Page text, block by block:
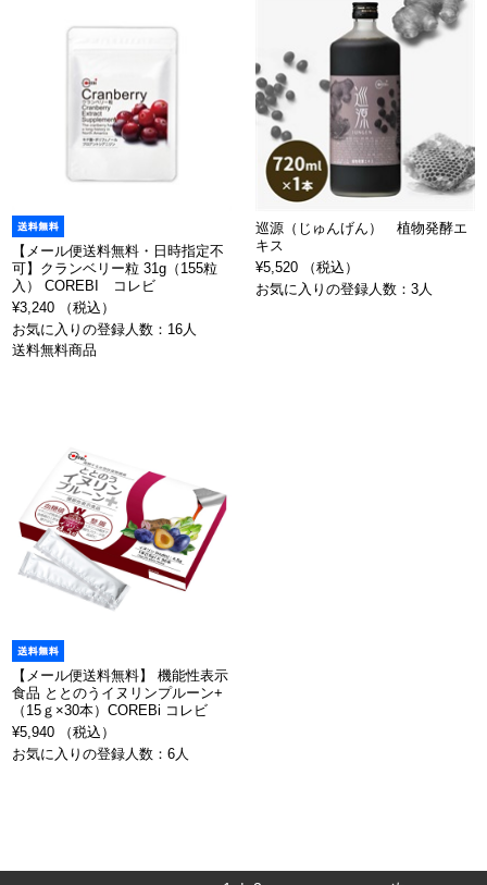
【メール便送料無料・日時指定不
可】クランベリー粒 31g（155粒
入） COREBI コレビ
¥3,240 （税込）
お気に入りの登録人数：16人
送料無料商品
巡源（じゅんげん） 植物発酵エ
キス
¥5,520 （税込）
お気に入りの登録人数：3人
【メール便送料無料】 機能性表示
食品 ととのうイヌリンプルーン+
（15ｇ×30本）COREBi コレビ
¥5,940 （税込）
お気に入りの登録人数：6人